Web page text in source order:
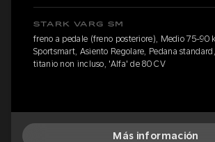
STARK VARG SM
freno a pedale (freno posteriore), Medio 75-90
Sportsmart, Asiento Regolare, Pedana
titanio non incluso, 'Alfa' de 80 CV
Más información